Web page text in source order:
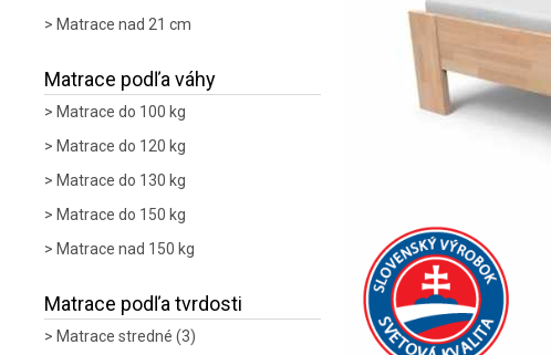
Matrace nad 21 cm
Matrace podľa váhy
Matrace do 100 kg
Matrace do 120 kg
Matrace do 130 kg
Matrace do 150 kg
Matrace nad 150 kg
Matrace podľa tvrdosti
Matrace stredné (3)